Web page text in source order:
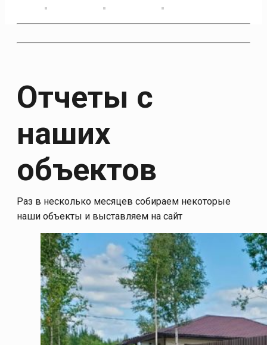
Отчеты с
наших
объектов
Раз в несколько месяцев собираем некоторые
наши объекты и выставляем на сайт